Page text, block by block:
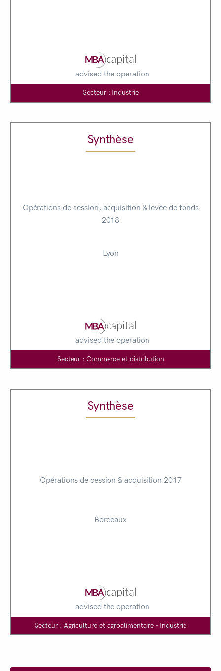
advised the operation
Secteur : Industrie
Synthèse
Opérations de cession, acquisition & levée de fonds
2018
Lyon
advised the operation
Secteur : Commerce et distribution
Synthèse
Opérations de cession & acquisition 2017
Bordeaux
advised the operation
Secteur : Agriculture et agroalimentaire - Industrie